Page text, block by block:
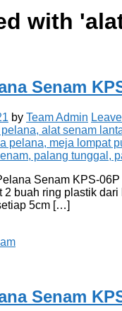
with '
Senam
by Team Admin
Senam KPS-
2 buah ring plastik
5cm […]
Senam